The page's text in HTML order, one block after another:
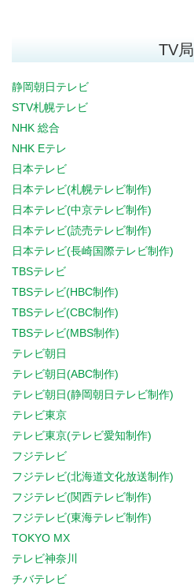
TV局
静岡朝日テレビ
STV札幌テレビ
NHK 総合
NHK Eテレ
日本テレビ
日本テレビ(札幌テレビ制作)
日本テレビ(中京テレビ制作)
日本テレビ(読売テレビ制作)
日本テレビ(長崎国際テレビ制作)
TBSテレビ
TBSテレビ(HBC制作)
TBSテレビ(CBC制作)
TBSテレビ(MBS制作)
テレビ朝日
テレビ朝日(ABC制作)
テレビ朝日(静岡朝日テレビ制作)
テレビ東京
テレビ東京(テレビ愛知制作)
フジテレビ
フジテレビ(北海道文化放送制作)
フジテレビ(関西テレビ制作)
フジテレビ(東海テレビ制作)
TOKYO MX
テレビ神奈川
チバテレビ